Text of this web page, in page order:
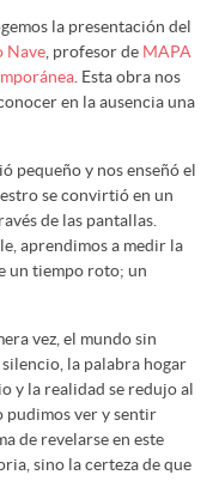
la presentación del
Nave , profesor de MAPA
. Esta obra nos
en la ausencia una
pequeño y nos enseñó el
se convirtió en un
de las pantallas.
aprendimos a medir la
un tiempo roto; un
vez, el mundo sin
la palabra hogar
y la realidad se redujo al
pudimos ver y sentir
de revelarse en este
sino la certeza de que